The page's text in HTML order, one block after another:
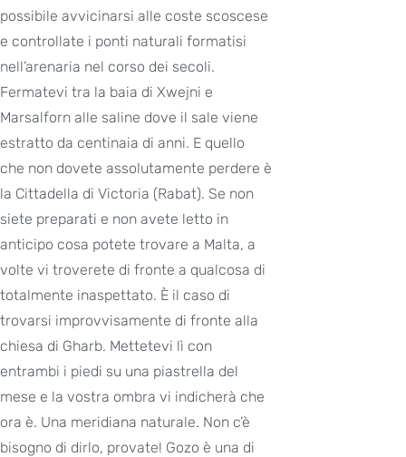
possibile avvicinarsi alle coste scoscese
e controllate i ponti naturali formatisi
nell’arenaria nel corso dei secoli.
Fermatevi tra la baia di Xwejni e
Marsalforn alle saline dove il sale viene
estratto da centinaia di anni. E quello
che non dovete assolutamente perdere è
la Cittadella di Victoria (Rabat). Se non
siete preparati e non avete letto in
anticipo cosa potete trovare a Malta, a
volte vi troverete di fronte a qualcosa di
totalmente inaspettato. È il caso di
trovarsi improvvisamente di fronte alla
chiesa di Gharb. Mettetevi lì con
entrambi i piedi su una piastrella del
mese e la vostra ombra vi indicherà che
ora è. Una meridiana naturale. Non c’è
bisogno di dirlo, provate! Gozo è una di